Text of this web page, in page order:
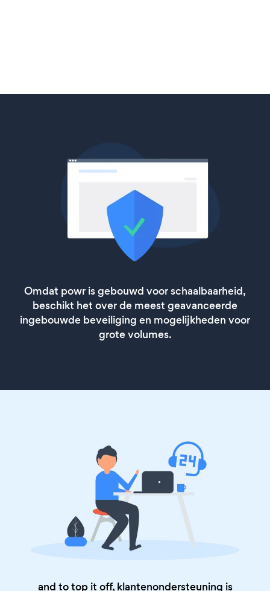
Omdat powr is gebouwd voor schaalbaarheid,
beschikt het over de meest geavanceerde
ingebouwde beveiliging en mogelijkheden voor
grote volumes.
and to top it off, klantenondersteuning is